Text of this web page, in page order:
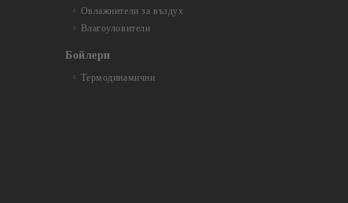
Овлажнители за въздух
Влагоуловители
Бойлери
Термодинамични